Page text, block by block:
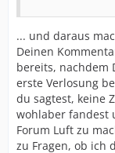
... und daraus
Deinen
bereits, nachdem
erste Verlosung
du sagtest, keine
wohlaber fandest
Forum Luft zu
zu Fragen, ob ich